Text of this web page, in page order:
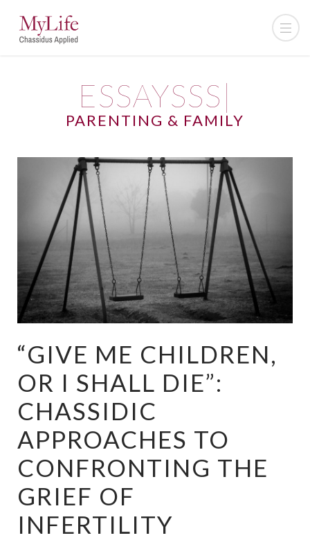
ESSAYSSS|
PARENTING & FAMILY
“GIVE ME CHILDREN,
OR I SHALL DIE”:
CHASSIDIC
APPROACHES TO
CONFRONTING THE
GRIEF OF
INFERTILITY